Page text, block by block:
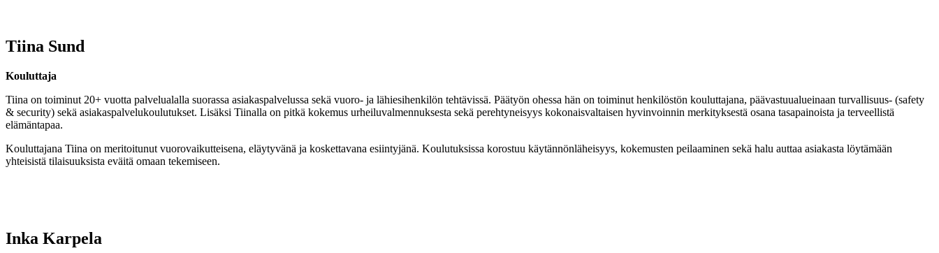
Tiina Sund​
Kouluttaja
Tiina on toiminut 20+ vuotta palvelualalla suorassa asiakaspalvelussa sekä vuoro- ja lähiesihenkilön tehtävissä. Päätyön ohessa hän on toiminut henkilöstön kouluttajana, päävastuualueinaan turvallisuus- (safety
& security) sekä asiakaspalvelukoulutukset. Lisäksi Tiinalla on pitkä kokemus urheiluvalmennuksesta sekä perehtyneisyys kokonaisvaltaisen hyvinvoinnin merkityksestä osana tasapainoista ja terveellistä
elämäntapaa.
Kouluttajana Tiina on meritoitunut vuorovaikutteisena, eläytyvänä ja koskettavana esiintyjänä. Koulutuksissa korostuu käytännönläheisyys, kokemusten peilaaminen sekä halu auttaa asiakasta löytämään
yhteisistä tilaisuuksista eväitä omaan tekemiseen.
Inka Karpela